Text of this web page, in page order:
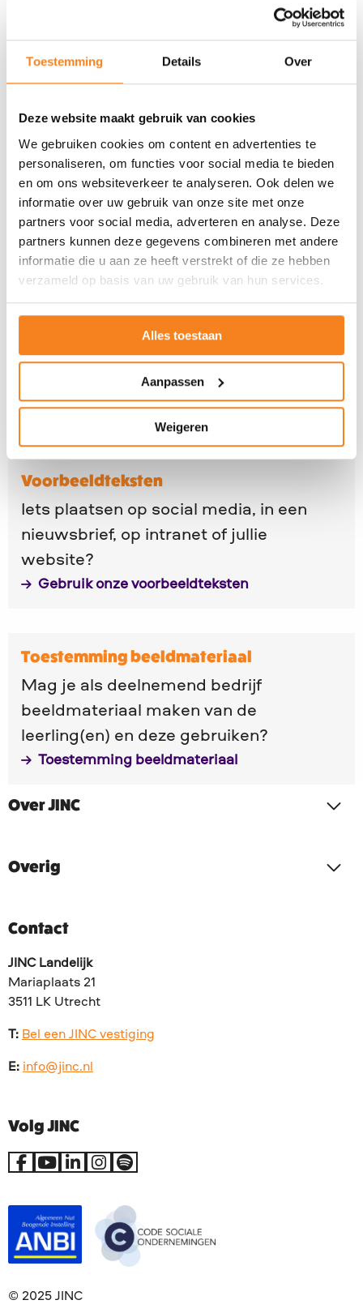
Toestemming Details Over
Deze website maakt gebruik van cookies
We gebruiken cookies om content en advertenties te
personaliseren, om functies voor social media te bieden
en om ons websiteverkeer te analyseren. Ook delen we
informatie over uw gebruik van onze site met onze
partners voor social media, adverteren en analyse. Deze
partners kunnen deze gegevens combineren met andere
informatie die u aan ze heeft verstrekt of die ze hebben
verzameld op basis van uw gebruik van hun services.
Alles toestaan
Aanpassen
Weigeren
informatie hieronder over JINC Baas van
berichten.
Achtergrondinformatie
Onze missie
Woorden maken een verschil
Logo en illustratie
Privacy en beeldmateriaal
Voorbeeldteksten
Iets plaatsen op social media, in een
nieuwsbrief, op intranet of jullie
website?
Gebruik onze voorbeeldteksten
over
Gebruik
onze
voorbeeldteksten
Toestemming beeldmateriaal
Mag je als deelnemend bedrijf
beeldmateriaal maken van de
leerling(en) en deze gebruiken?
Toestemming beeldmateriaal
over
Toestemming
beeldmateriaal
Over JINC
Overig
Contact
JINC Landelijk
Mariaplaats 21
3511 LK Utrecht
T: Bel een JINC vestiging
E: info@jinc.nl
Volg JINC
Ga
Facebook
Ga
YouTube
Ga
LinkedIn
Ga
Instagram
Go
Spotify
© 2025 JINC